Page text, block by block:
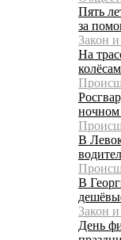
Пять
за
Закон
На
ночном
В
В
Закон
День